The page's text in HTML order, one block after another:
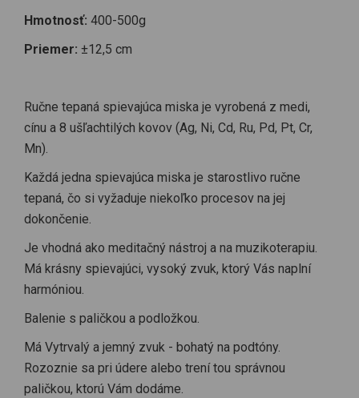
Hmotnosť: 400-500g
Priemer: ±12,5 cm
Ručne tepaná spievajúca miska je vyrobená z medi,
cínu a 8 ušľachtilých kovov (Ag, Ni, Cd, Ru, Pd, Pt, Cr,
Mn).
Každá jedna spievajúca miska je starostlivo ručne
tepaná, čo si vyžaduje niekoľko procesov na jej
dokončenie.
Je vhodná ako meditačný nástroj a na muzikoterapiu.
Má krásny spievajúci, vysoký zvuk, ktorý Vás naplní
harmóniou.
Balenie s paličkou a podložkou.
Má Vytrvalý a jemný zvuk - bohatý na podtóny.
Rozoznie sa pri údere alebo trení tou správnou
paličkou, ktorú Vám dodáme.